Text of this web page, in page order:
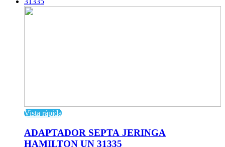
Vista rápida
ADAPTADOR SEPTA JERINGA
HAMILTON UN 31335